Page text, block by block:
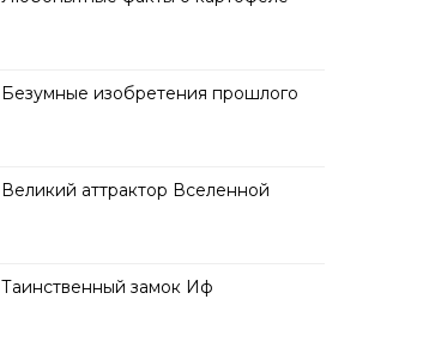
Безумные изобретения прошлого
Великий аттрактор Вселенной
Таинственный замок Иф